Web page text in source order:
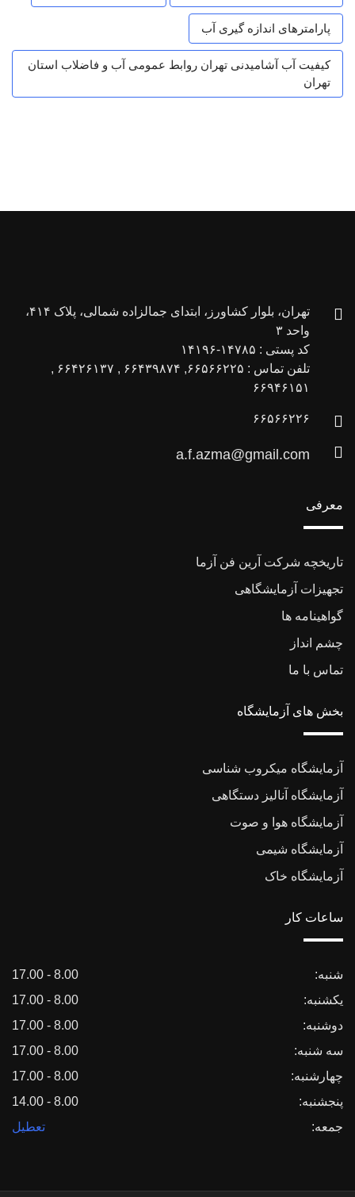
پارامترهای اندازه گیری آب
کیفیت آب آشامیدنی تهران روابط عمومی آب و فاضلاب استان
تهران
تهران، بلوار کشاورز، ابتدای جمالزاده شمالی، پلاک ۴۱۴،
واحد ۳
کد پستی : ۱۴۷۸۵-۱۴۱۹۶
تلفن تماس : ۶۶۵۶۶۲۲۵, ۶۶۴۳۹۸۷۴ , ۶۶۴۲۶۱۳۷ ,
۶۶۹۴۶۱۵۱
۶۶۵۶۶۲۲۶
a.f.azma@gmail.com
معرفی
تاریخچه شرکت آرین فن آزما
تجهیزات آزمایشگاهی
گواهینامه ها
چشم انداز
تماس با ما
بخش های آزمایشگاه
آزمایشگاه میکروب شناسی
آزمایشگاه آنالیز دستگاهی
آزمایشگاه هوا و صوت
آزمایشگاه شیمی
آزمایشگاه خاک
ساعات کار
شنبه:
8.00 - 17.00
یکشنبه:
8.00 - 17.00
دوشنبه:
8.00 - 17.00
سه شنبه:
8.00 - 17.00
چهارشنبه:
8.00 - 17.00
پنجشنبه:
8.00 - 14.00
جمعه:
تعطیل